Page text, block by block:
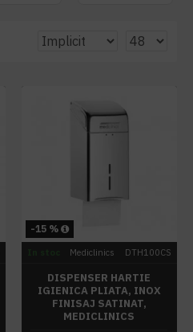
-15 %
Mediclinics DTH100CS
DISPENSER HARTIE
IGIENICA PLIATA, INOX
FINISAJ SATINAT,
MEDICLINICS